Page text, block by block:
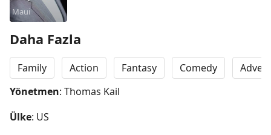
Johnson
Maui
Daha Fazla
Family Action Fantasy Comedy
Yönetmen: Thomas Kail
Ülke: US